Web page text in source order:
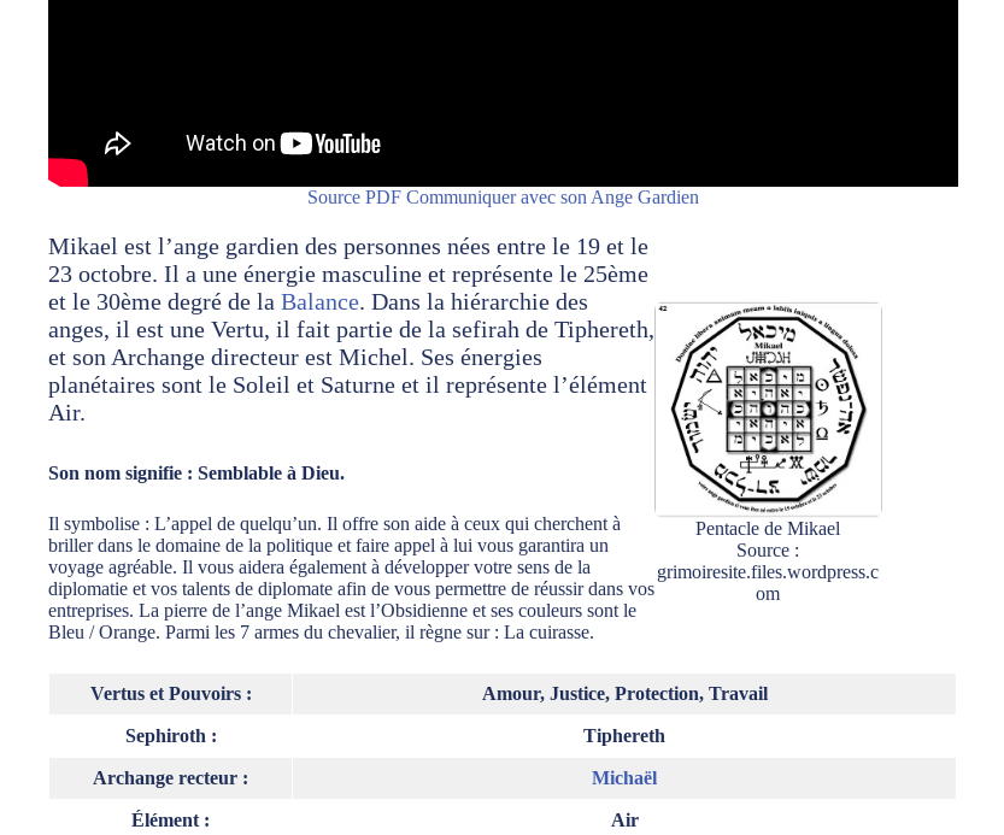
Source PDF Communiquer avec son Ange Gardien
Mikael est l’ange gardien des personnes nées entre le 19 et le
23 octobre. Il a une énergie masculine et représente le 25ème
et le 30ème degré de la Balance. Dans la hiérarchie des
anges, il est une Vertu, il fait partie de la sefirah de Tiphereth,
et son Archange directeur est Michel. Ses énergies
planétaires sont le Soleil et Saturne et il représente l’élément
Air.
Son nom signifie : Semblable à Dieu.
Il symbolise : L’appel de quelqu’un. Il offre son aide à ceux qui cherchent à
briller dans le domaine de la politique et faire appel à lui vous garantira un
voyage agréable. Il vous aidera également à développer votre sens de la
diplomatie et vos talents de diplomate afin de vous permettre de réussir dans vos
entreprises. La pierre de l’ange Mikael est l’Obsidienne et ses couleurs sont le
Bleu / Orange. Parmi les 7 armes du chevalier, il règne sur : La cuirasse.
Pentacle de Mikael
Source :
grimoiresite.files.wordpress.c
om
Vertus et Pouvoirs : Amour, Justice, Protection, Travail
Sephiroth : Tiphereth
Archange recteur : Michaël
Élément : Air